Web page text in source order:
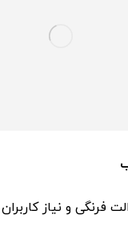
فرنگی و نیاز